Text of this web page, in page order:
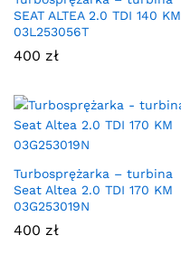
SEAT ALTEA 2.0 TDI 140 KM
03L253056T
400 zł
Turbosprężarka – turbina
Seat Altea 2.0 TDI 170 KM
03G253019N
400 zł